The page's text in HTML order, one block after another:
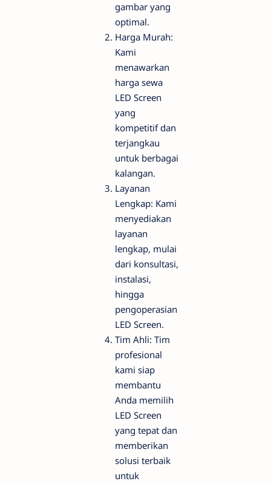
gambar yang
optimal.
Harga Murah:
Kami
menawarkan
harga sewa
LED Screen
yang
kompetitif dan
terjangkau
untuk berbagai
kalangan.
Layanan
Lengkap: Kami
menyediakan
layanan
lengkap, mulai
dari konsultasi,
instalasi,
hingga
pengoperasian
LED Screen.
Tim Ahli: Tim
profesional
kami siap
membantu
Anda memilih
LED Screen
yang tepat dan
memberikan
solusi terbaik
untuk